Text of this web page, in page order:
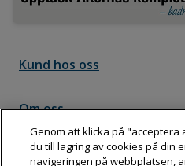
Kund hos oss
Om oss
Följ Dahl
Genom att klicka på "acceptera
du till lagring av cookies på din
navigeringen på webbplatsen,